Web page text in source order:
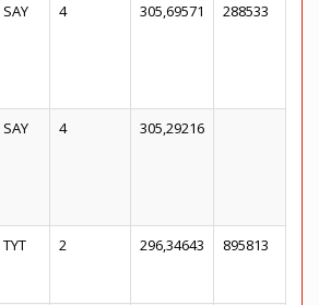
SAY 4 305,69571 288533
SAY 4 305,29216
TYT 2 296,34643 895813